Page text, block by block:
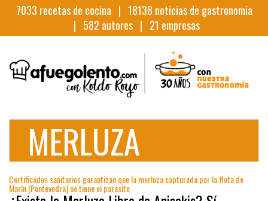
7033 recetas de cocina | 18138 noticias de gastronomia
| 582 autores | 21 empresas
MERLUZA
Certificados sanitarios garantizan que la merluza capturada por la flota de
Marín (Pontevedra) no tiene el parásito